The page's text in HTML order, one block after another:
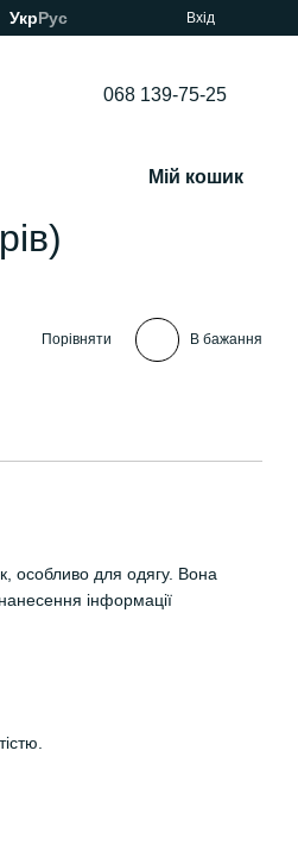
УкрРус Вхід
068 139-75-25
Мій кошик
Порівняти В бажання
особливо для одягу. Вона
інформації